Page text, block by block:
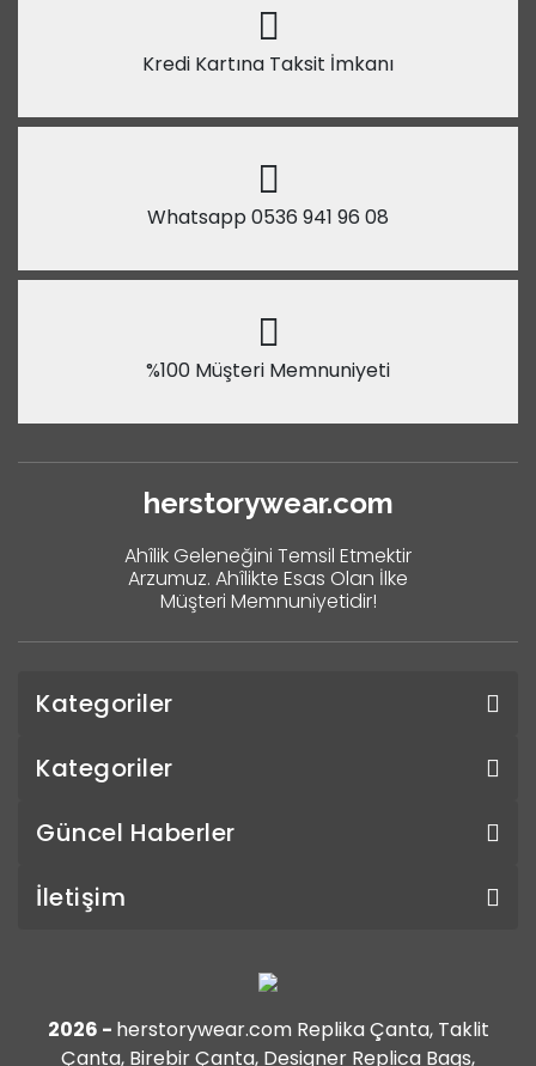
Kredi Kartına Taksit İmkanı
Whatsapp 0536 941 96 08
%100 Müşteri Memnuniyeti
herstorywear.com
Ahîlik Geleneğini Temsil Etmektir
Arzumuz. Ahîlikte Esas Olan İlke
Müşteri Memnuniyetidir!
Kategoriler
Kategoriler
Güncel Haberler
İletişim
2026 - herstorywear.com Replika Çanta, Taklit
Çanta, Birebir Çanta, Designer Replica Bags,